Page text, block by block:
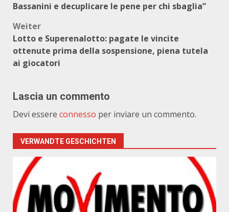
Bassanini e decuplicare le pene per chi sbaglia”
Weiter
Lotto e Superenalotto: pagate le vincite
ottenute prima della sospensione, piena tutela
ai giocatori
Lascia un commento
Devi essere connesso per inviare un commento.
VERWANDTE GESCHICHTEN